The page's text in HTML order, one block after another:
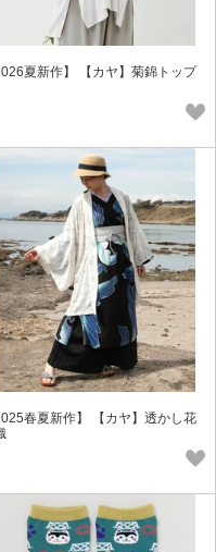
夏新作】 【カヤ】菊錦トップ
春夏新作】 【カヤ】透かし花